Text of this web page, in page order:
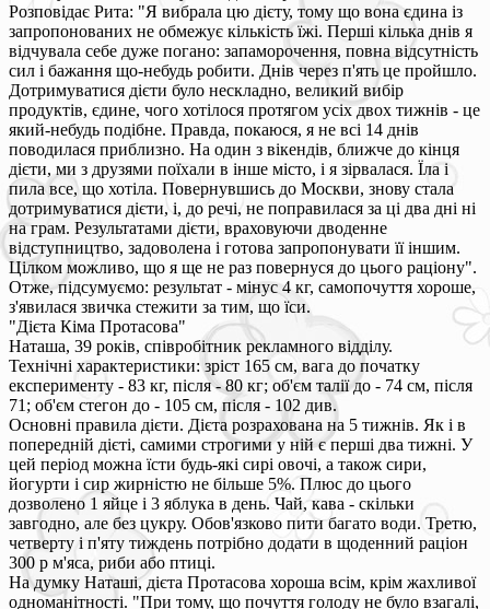
Розповідає Рита: "Я вибрала цю дієту, тому що вона єдина із
запропонованих не обмежує кількість їжі. Перші кілька днів я
відчувала себе дуже погано: запаморочення, повна відсутність
сил і бажання що-небудь робити. Днів через п'ять це пройшло.
Дотримуватися дієти було нескладно, великий вибір
продуктів, єдине, чого хотілося протягом усіх двох тижнів - це
який-небудь подібне. Правда, покаюся, я не всі 14 днів
поводилася приблизно. На один з вікендів, ближче до кінця
дієти, ми з друзями поїхали в інше місто, і я зірвалася. Їла і
пила все, що хотіла. Повернувшись до Москви, знову стала
дотримуватися дієти, і, до речі, не поправилася за ці два дні ні
на грам. Результатами дієти, враховуючи дводенне
відступництво, задоволена і готова запропонувати її іншим.
Цілком можливо, що я ще не раз повернуся до цього раціону".
Отже, підсумуємо: результат - мінус 4 кг, самопочуття хороше,
з'явилася звичка стежити за тим, що їси.
"Дієта Кіма Протасова"
Наташа, 39 років, співробітник рекламного відділу.
Технічні характеристики: зріст 165 см, вага до початку
експерименту - 83 кг, після - 80 кг; об'єм талії до - 74 см, після
71; об'єм стегон до - 105 см, після - 102 див.
Основні правила дієти. Дієта розрахована на 5 тижнів. Як і в
попередній дієті, самими строгими у ній є перші два тижні. У
цей період можна їсти будь-які сирі овочі, а також сири,
йогурти і сир жирністю не більше 5%. Плюс до цього
дозволено 1 яйце і 3 яблука в день. Чай, кава - скільки
завгодно, але без цукру. Обов'язково пити багато води. Третю,
четверту і п'яту тиждень потрібно додати в щоденний раціон
300 р м'яса, риби або птиці.
На думку Наташі, дієта Протасова хороша всім, крім жахливої
одноманітності. "При тому, що почуття голоду не було взагалі,